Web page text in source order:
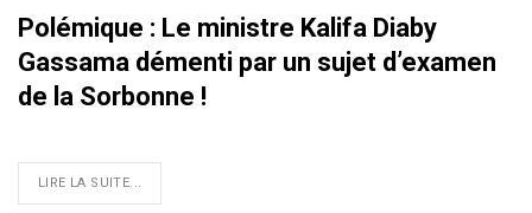
Polémique : Le ministre Kalifa Diaby
Gassama démenti par un sujet d’examen
de la Sorbonne !
LIRE LA SUITE...